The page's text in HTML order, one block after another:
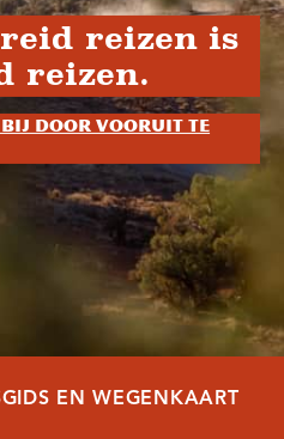
reizen is
reizen.
bij door vooruit te
EN WEGENKAART